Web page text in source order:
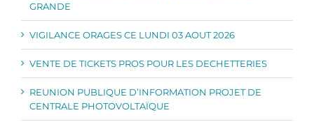
GRANDE
VIGILANCE ORAGES CE LUNDI 03 AOUT 2026
VENTE DE TICKETS PROS POUR LES DECHETTERIES
REUNION PUBLIQUE D’INFORMATION PROJET DE
CENTRALE PHOTOVOLTAÏQUE